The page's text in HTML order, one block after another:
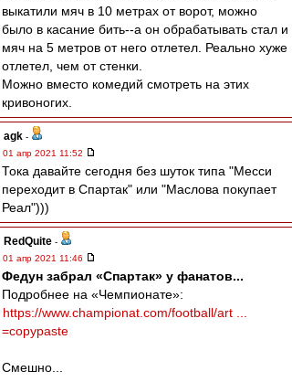
выкатили мяч в 10 метрах от ворот, можно
было в касание бить--а он обрабатывать стал и
мяч на 5 метров от него отлетел. Реально хуже
отлетел, чем от стенки.
Можно вместо комедий смотреть на этих
кривоногих.
agk -
01 апр 2021 11:52
Тока давайте сегодня без шуток типа "Месси
переходит в Спартак" или "Маслова покупает
Реал")))
RedQuite -
01 апр 2021 11:46
Федун забрал «Спартак» у фанатов...
Подробнее на «Чемпионате»:
https://www.championat.com/football/art ...
=copypaste
Смешно...